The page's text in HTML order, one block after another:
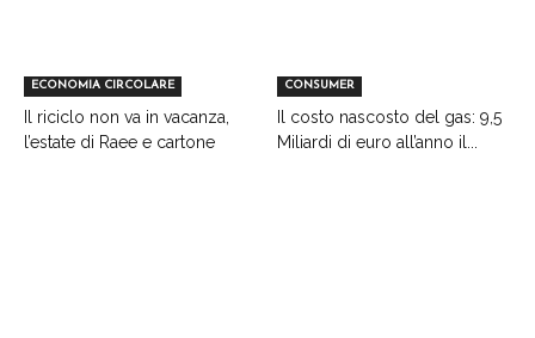
ECONOMIA CIRCOLARE
Il riciclo non va in vacanza,
l’estate di Raee e cartone
CONSUMER
Il costo nascosto del gas: 9,5
Miliardi di euro all’anno il...